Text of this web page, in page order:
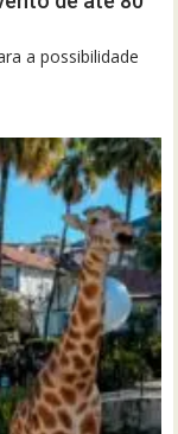
a possibilidade